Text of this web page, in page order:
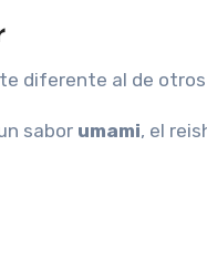
diferente al de
sabor umami, el